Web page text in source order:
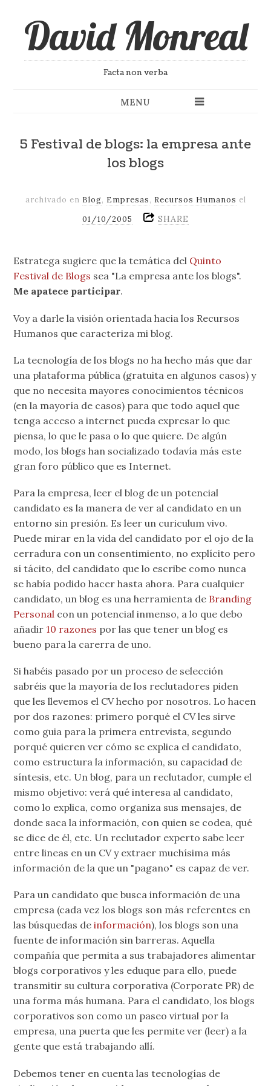
David Monreal
Facta non verba
MENU
5 Festival de blogs: la empresa ante
los blogs
archivado en Blog, Empresas, Recursos Humanos el
01/10/2005
SHARE
Estratega sugiere que la temática del Quinto
Festival de Blogs sea "La empresa ante los blogs".
Me apatece participar.
Voy a darle la visión orientada hacia los Recursos
Humanos que caracteriza mi blog.
La tecnología de los blogs no ha hecho más que dar
una plataforma pública (gratuita en algunos casos) y
que no necesita mayores conocimientos técnicos
(en la mayoría de casos) para que todo aquel que
tenga acceso a internet pueda expresar lo que
piensa, lo que le pasa o lo que quiere. De algún
modo, los blogs han socializado todavía más este
gran foro público que es Internet.
Para la empresa, leer el blog de un potencial
candidato es la manera de ver al candidato en un
entorno sin presión. Es leer un curiculum vivo.
Puede mirar en la vida del candidato por el ojo de la
cerradura con un consentimiento, no explícito pero
sí tácito, del candidato que lo escribe como nunca
se había podido hacer hasta ahora. Para cualquier
candidato, un blog es una herramienta de Branding
Personal con un potencial inmenso, a lo que debo
añadir 10 razones por las que tener un blog es
bueno para la carerra de uno.
Si habéis pasado por un proceso de selección
sabréis que la mayoría de los reclutadores piden
que les llevemos el CV hecho por nosotros. Lo hacen
por dos razones: primero porqué el CV les sirve
como guia para la primera entrevista, segundo
porqué quieren ver cómo se explica el candidato,
como estructura la información, su capacidad de
síntesis, etc. Un blog, para un reclutador, cumple el
mismo objetivo: verá qué interesa al candidato,
como lo explica, como organiza sus mensajes, de
donde saca la información, con quien se codea, qué
se dice de él, etc. Un reclutador experto sabe leer
entre lineas en un CV y extraer muchísima más
información de la que un "pagano" es capaz de ver.
Para un candidato que busca información de una
empresa (cada vez los blogs son más referentes en
las búsquedas deinformación), los blogs son una
fuente de información sin barreras. Aquella
compañía que permita a sus trabajadores alimentar
blogs corporativos y les eduque para ello, puede
transmitir su cultura corporativa (Corporate PR) de
una forma más humana. Para el candidato, los blogs
corporativos son como un paseo virtual por la
empresa, una puerta que les permite ver (leer) a la
gente que está trabajando allí.
Debemos tener en cuenta las tecnologías de